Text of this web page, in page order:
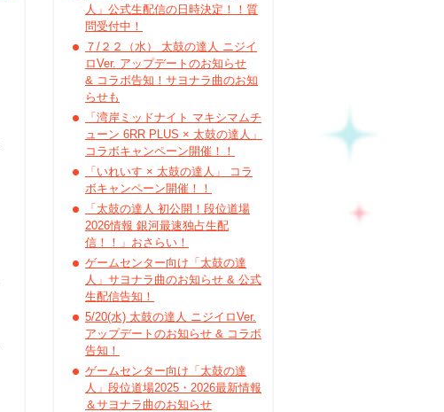
人」公式生配信の日時決定！！質
問受付中！
７/２２（水） 太鼓の達人 ニジイ
ロVer. アップデートのお知らせ
& コラボ告知！サヨナラ曲のお知
らせも
「湾岸ミッドナイト マキシマムチ
ューン 6RR PLUS × 太鼓の達人」
コラボキャンペーン開催！！
「いれいす × 太鼓の達人」 コラ
ボキャンペーン開催！！
「太鼓の達人 初公開！段位道場
2026情報 銀河最速独占生配
信！！」おさらい！
ゲームセンター向け「太鼓の達
人」サヨナラ曲のお知らせ & 公式
生配信告知！
5/20(水) 太鼓の達人 ニジイロVer.
アップデートのお知らせ & コラボ
告知！
ゲームセンター向け「太鼓の達
人」段位道場2025・2026最新情報
＆サヨナラ曲のお知らせ